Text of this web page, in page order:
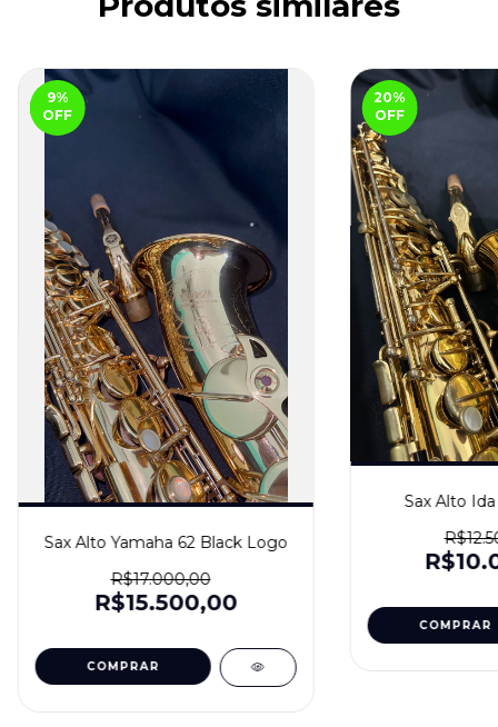
9%
OFF
Sax Alto Yamaha 62 Black Logo
R$17.000,00
R$15.500,00
20%
OFF
Sax Alto